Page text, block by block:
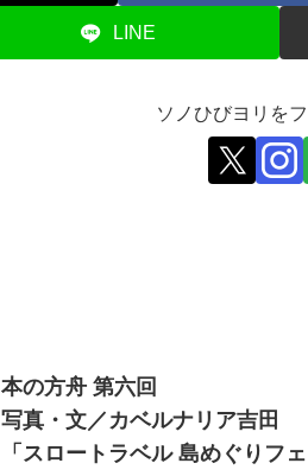
LINE
ソノひびヨリを
本の方舟 第六回
写真・文／カベルナリア吉田
「スロートラベル 島めぐりフ